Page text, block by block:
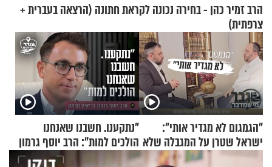
הרב זמיר כהן - בחירה נכונה לקראת חתונה (הרצאה בעברית +
צרפתית)
"הגמגום לא מגדיר אותי":
ישראל שטרן על המגבלה שלא
עוצרת אותו
"נתקענו. חשבנו שאנחנו
הולכים למות": הרב יוסף גרמון
בריאיון מרתק